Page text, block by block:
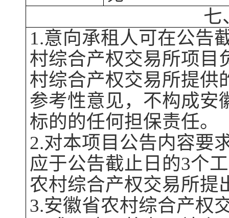
七
1.意向承租人可在公告
村综合产权交易所项目
村综合产权交易所提供
参考性意见，不构成安
标的的任何担保责任。
2.对本项目公告内容要
应于公告截止日 的3个
农村综合产权交易所提
3.安徽省农村综合产权